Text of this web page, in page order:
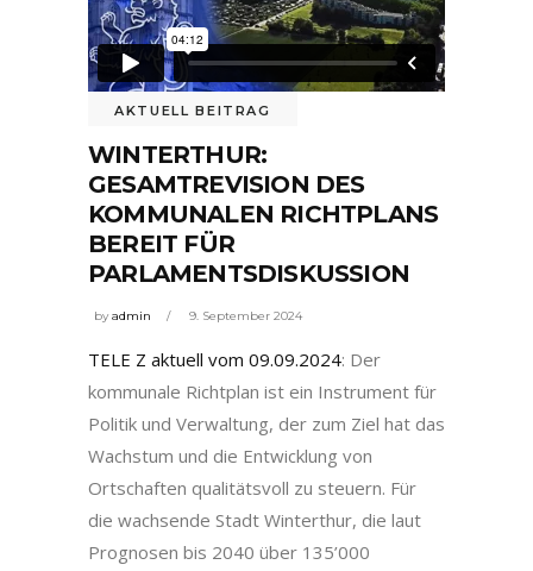
AKTUELL BEITRAG
WINTERTHUR:
GESAMTREVISION DES
KOMMUNALEN RICHTPLANS
BEREIT FÜR
PARLAMENTSDISKUSSION
byadmin 9. September 2024
TELE Z aktuell vom 09.09.2024: Der
kommunale Richtplan ist ein Instrument für
Politik und Verwaltung, der zum Ziel hat das
Wachstum und die Entwicklung von
Ortschaften qualitätsvoll zu steuern. Für
die wachsende Stadt Winterthur, die laut
Prognosen bis 2040 über 135’000